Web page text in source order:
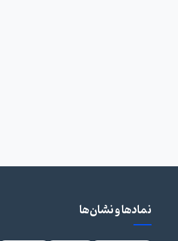
نمادها و نشان‌ها